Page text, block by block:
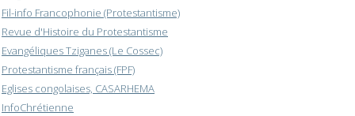
Fil-info Francophonie (Protestantisme)
Revue d'Histoire du Protestantisme
Evangéliques Tziganes (Le Cossec)
Protestantisme français (FPF)
Eglises congolaises, CASARHEMA
InfoChrétienne